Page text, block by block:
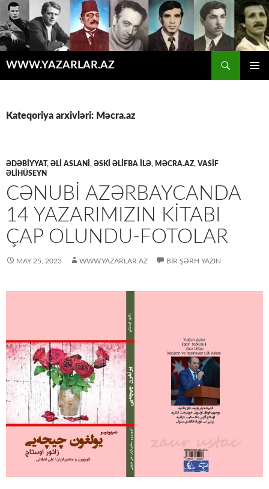
WWW.YAZARLAR.AZ
Kateqoriya arxivləri: Məcra.az
ƏDƏBİYYAT , ƏLI ASLANI , ƏSKİ ƏLİFBA İLƏ, MƏCRA.AZ, VASIF
ƏLIHÜSEYN
CƏNUBI AZƏRBAYCANDA
14 YAZARIMIZIN KITABI
ÇAP OLUNDU-FOTOLAR
MAY 25, 2023 WWW.YAZARLAR.AZ BIR ŞƏRH YAZIN